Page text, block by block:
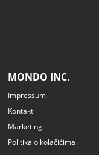
MONDO INC.
Impressum
Kontakt
Marketing
Politika o kolačićima